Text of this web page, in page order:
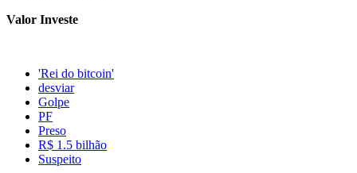
Valor Investe
'Rei do bitcoin'
desviar
Golpe
PF
Preso
R$ 1.5 bilhão
Suspeito